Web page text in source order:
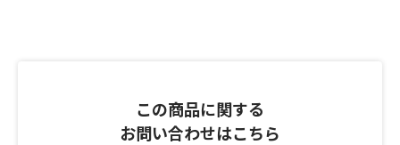
この商品に関する
お問い合わせはこちら